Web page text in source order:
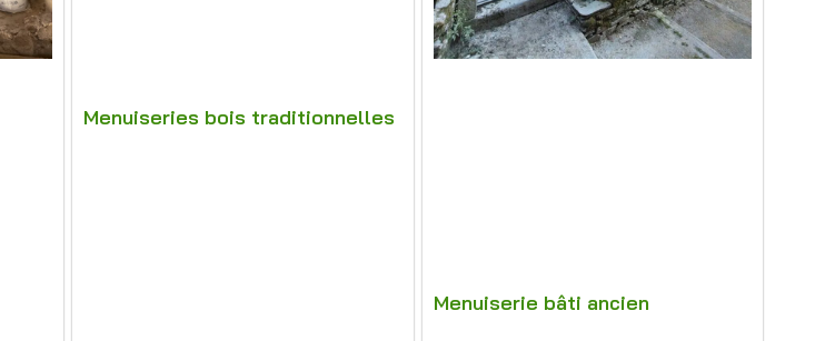
Menuiseries bois traditionnelles
Menuiserie bâti ancien